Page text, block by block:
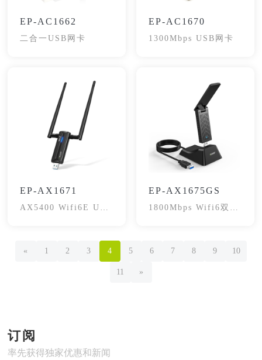
EP-AC1662
二合一USB网卡
EP-AC1670
1300Mbps USB网卡
EP-AX1671
AX5400 Wifi6E USB
EP-AX1675GS
1800Mbps Wifi6双频
« 1 2 3 4 5 6 7 8 9 10
11 »
订阅
率先获得独家优惠和新闻